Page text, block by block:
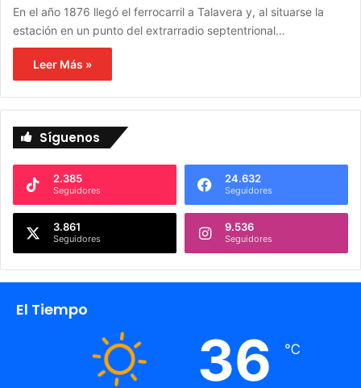
En el año 1876 llegó el ferrocarril a Talavera y, al situarse la
estación en un punto del extrarradio septentrional…
Leer Más »
Síguenos
2.385
Seguidores
24.632
Seguidores
3.861
Seguidores
9.536
Seguidores
El Tiempo
36 ℃